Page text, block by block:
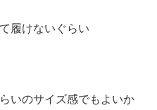
履けないぐらい
いのサイズ感でもよいか